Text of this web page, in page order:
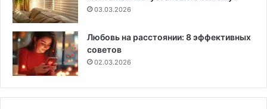
03.03.2026
Любовь на расстоянии: 8 эффективных
советов
02.03.2026